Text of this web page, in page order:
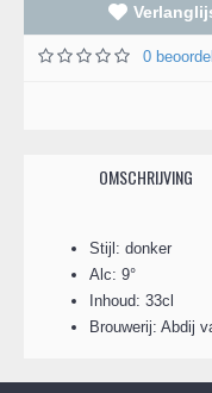
0
OMSCHRIJVING
Stijl: donker
Alc: 9°
Inhoud: 33cl
Brouwerij: Abdij